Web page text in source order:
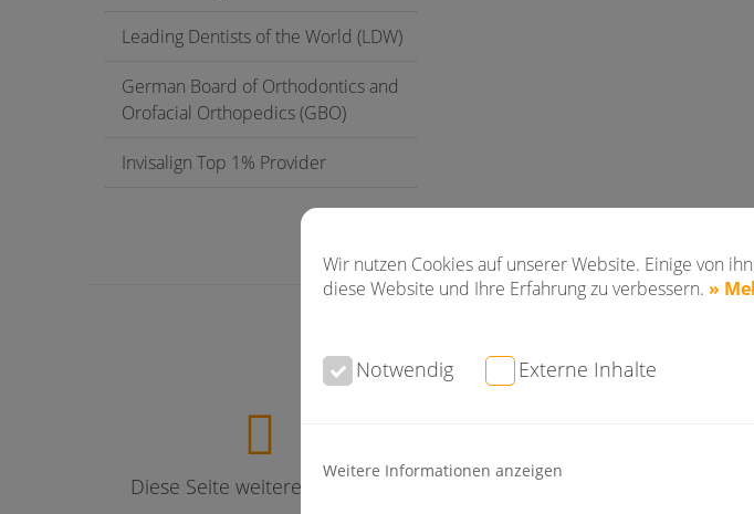
Wir nutzen Cookies auf unserer Website. Einige von
diese Website und Ihre Erfahrung zu verbessern. »
Notwendig Externe Inhalte
Weitere Informationen anzeigen
Leading Dentists of the World (LDW)
German Board of Orthodontics and
Orofacial Orthopedics (GBO)
Invisalign Top 1% Provider
Diese Seite weiterempfehlen Fragen an Dr. Konik